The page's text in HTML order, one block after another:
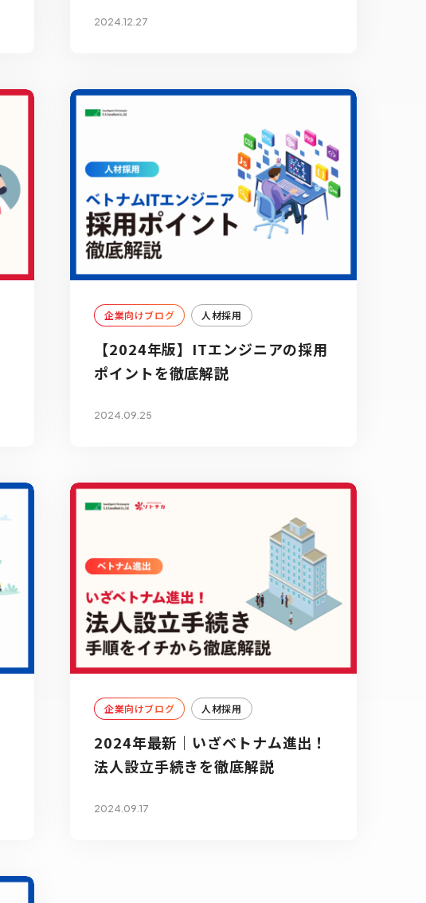
2024.12.27
企業向けブログ 人材採用
【2024年版】ITエンジニアの採用
ポイントを徹底解説
2024.09.25
企業向けブログ 人材採用
2024年最新｜いざベトナム進出！
法人設立手続きを徹底解説
2024.09.17